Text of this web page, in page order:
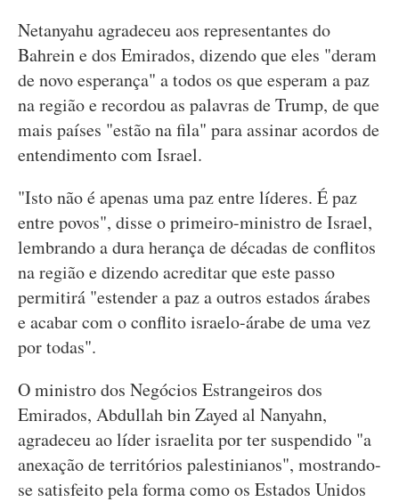
Netanyahu agradeceu aos representantes do
Bahrein e dos Emirados, dizendo que eles "deram
de novo esperança" a todos os que esperam a paz
na região e recordou as palavras de Trump, de que
mais países "estão na fila" para assinar acordos de
entendimento com Israel.
"Isto não é apenas uma paz entre líderes. É paz
entre povos", disse o primeiro-ministro de Israel,
lembrando a dura herança de décadas de conflitos
na região e dizendo acreditar que este passo
permitirá "estender a paz a outros estados árabes
e acabar com o conflito israelo-árabe de uma vez
por todas".
O ministro dos Negócios Estrangeiros dos
Emirados, Abdullah bin Zayed al Nanyahn,
agradeceu ao líder israelita por ter suspendido "a
anexação de territórios palestinianos", mostrando-
se satisfeito pela forma como os Estados Unidos